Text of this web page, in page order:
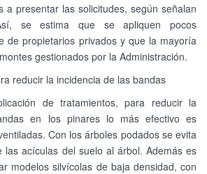
a presentar las solicitudes, según señalan
se estima que se apliquen pocos
de propietarios privados y que la mayoría
gestionados por la Administración.
reducir la incidencia de las bandas
de tratamientos, para reducir la
en los pinares lo más efectivo es
Con los árboles podados se evita
las acículas del suelo al árbol. Además es
modelos silvícolas de baja densidad, con